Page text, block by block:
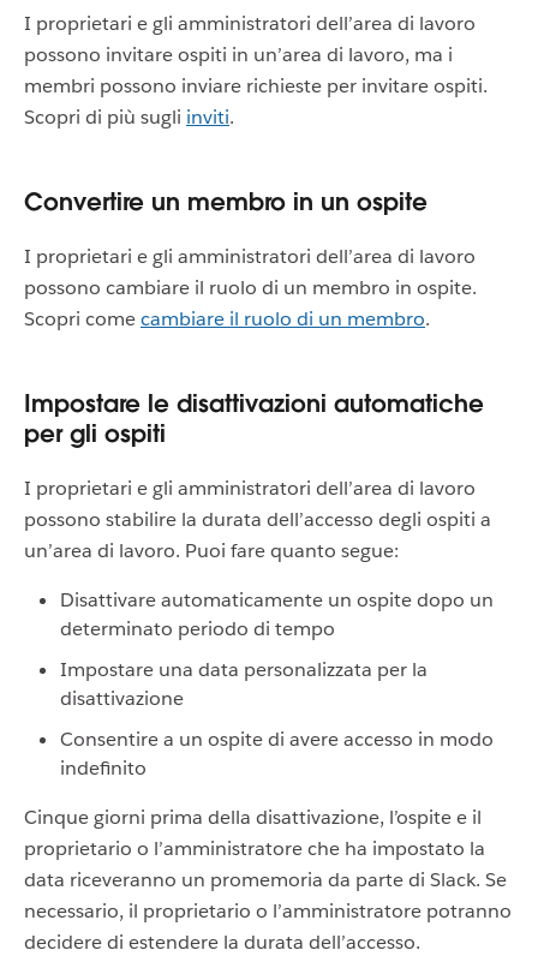
I proprietari e gli amministratori dell’area di lavoro
possono invitare ospiti in un’area di lavoro, ma i
membri possono inviare richieste per invitare ospiti.
Scopri di più sugli inviti.
Convertire un membro in un ospite
I proprietari e gli amministratori dell’area di lavoro
possono cambiare il ruolo di un membro in ospite.
Scopri comecambiare il ruolo di un membro.
Impostare le disattivazioni automatiche
per gli ospiti
I proprietari e gli amministratori dell’area di lavoro
possono stabilire la durata dell’accesso degli ospiti a
un’area di lavoro. Puoi fare quanto segue:
Disattivare automaticamente un ospite dopo un
determinato periodo di tempo
Impostare una data personalizzata per la
disattivazione
Consentire a un ospite di avere accesso in modo
indefinito
Cinque giorni prima della disattivazione, l’ospite e il
proprietario o l’amministratore che ha impostato la
data riceveranno un promemoria da parte di Slack. Se
necessario, il proprietario o l’amministratore potranno
decidere di estendere la durata dell’accesso.